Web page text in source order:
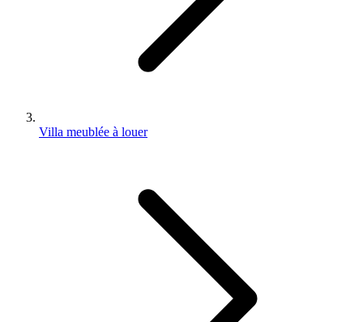
Villa meublée à louer